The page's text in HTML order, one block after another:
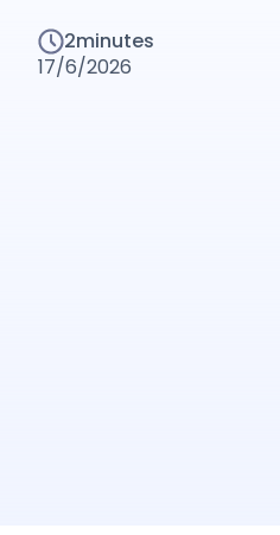
2minutes
17/6/2026